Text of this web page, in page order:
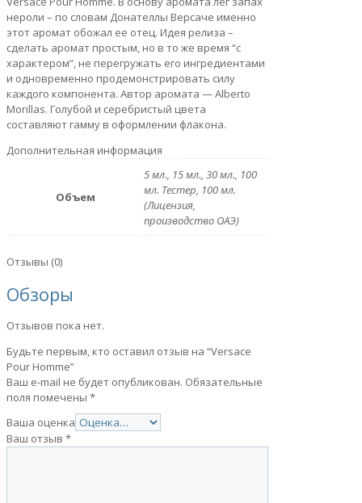
нероли – по словам Донателлы Версаче именно
этот аромат обожал ее отец. Идея релиза –
сделать аромат простым, но в то же время “с
характером”, не перегружать его ингредиентами
и одновременно продемонстрировать силу
каждого компонента. Автор аромата — Alberto
Morillas. Голубой и серебристый цвета
составляют гамму в оформлении флакона.
Дополнительная информация
Объем
5 мл., 15 мл., 30 мл., 100
мл. Тестер, 100 мл.
(Лицензия,
производство ОАЭ)
Отзывы (0)
Обзоры
Отзывов пока нет.
Будьте первым, кто оставил отзыв на “Versace
Pour Homme”
Ваш e-mail не будет опубликован. Обязательные
поля помечены *
Ваша оценка
Ваш отзыв *